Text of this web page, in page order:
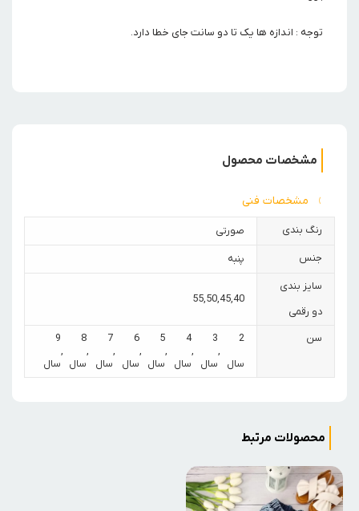
توجه : اندازه ها یک تا دو سانت جای خطا دارد.
مشخصات محصول
مشخصات فنی
رنگ بندی صورتی
جنس پنبه
سایز بندی
دو رقمی
40
,
45
,
50
,
55
سن
2
سال
,
3
سال
,
4
سال
,
5
سال
,
6
سال
,
7
سال
,
8
سال
,
9
سال
محصولات مرتبط